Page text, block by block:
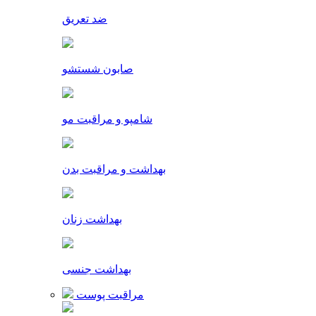
ضد تعریق
صابون شستشو
شامپو و مراقبت مو
بهداشت و مراقبت بدن
بهداشت زنان
بهداشت جنسی
مراقبت پوست